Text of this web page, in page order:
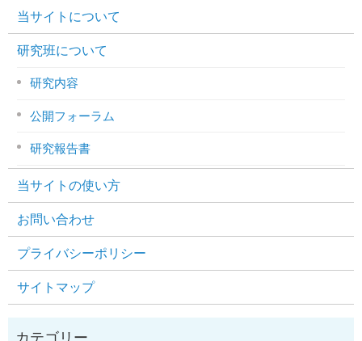
当サイトについて
研究班について
研究内容
公開フォーラム
研究報告書
当サイトの使い方
お問い合わせ
プライバシーポリシー
サイトマップ